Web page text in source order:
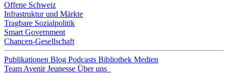
Offene Schweiz
Infrastruktur und Märkte
Tragbare Sozialpolitik
Smart Government
Chancen-Gesellschaft
Publikationen Blog Podcasts Bibliothek Medien
Team Avenir Jeunesse Über uns